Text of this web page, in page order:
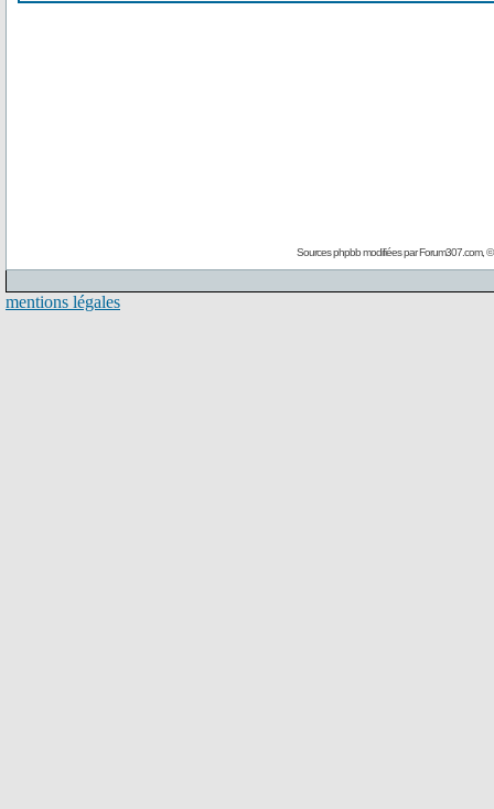
Sources phpbb modifiées parForum307.com, ©
mentions légales